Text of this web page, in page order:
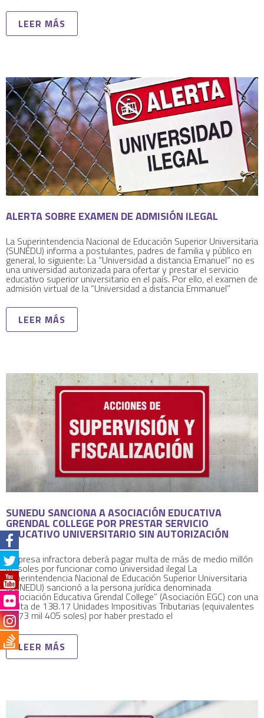
LEER MÁS
ALERTA SOBRE EXAMEN DE ADMISIÓN ILEGAL
La Superintendencia Nacional de Educación Superior Universitaria
(SUNEDU) informa a postulantes, padres de familia y público en
general, lo siguiente: La “Universidad a distancia Emanuel” no es
una universidad autorizada para ofertar y prestar el servicio
educativo superior universitario en el país. Por ello, el examen de
admisión virtual de la “Universidad a distancia Emmanuel”
LEER MÁS
SUNEDU SANCIONA A ASOCIACIÓN EDUCATIVA
GRENDAL COLLEGE POR PRESTAR SERVICIO
EDUCATIVO UNIVERSITARIO SIN AUTORIZACIÓN
Empresa infractora deberá pagar multa de más de medio millón
de soles por funcionar como universidad ilegal La
Superintendencia Nacional de Educación Superior Universitaria
(SUNEDU) sancionó a la persona jurídica denominada
“Asociación Educativa Grendal College” (Asociación EGC) con una
multa de 138.17 Unidades Impositivas Tributarias (equivalentes
a 573 mil 405 soles) por haber prestado el
LEER MÁS